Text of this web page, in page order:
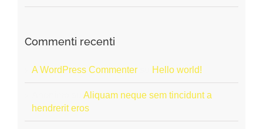
Commenti recenti
A WordPress Commentersu Hello world!
Aliquam neque sem tincidunt a
hendrerit eros